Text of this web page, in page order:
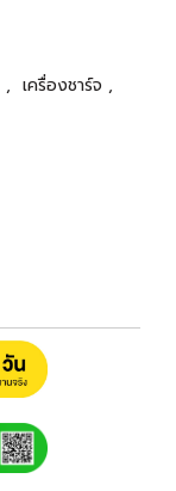
, เครื่องชาร์จ ,